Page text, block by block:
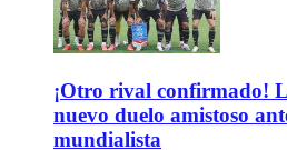
¡Otro rival confirmado!
nuevo duelo amistoso
mundialista